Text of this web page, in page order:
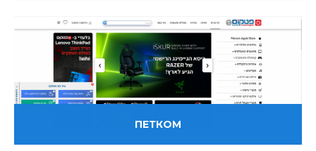
ПЕТКОМ